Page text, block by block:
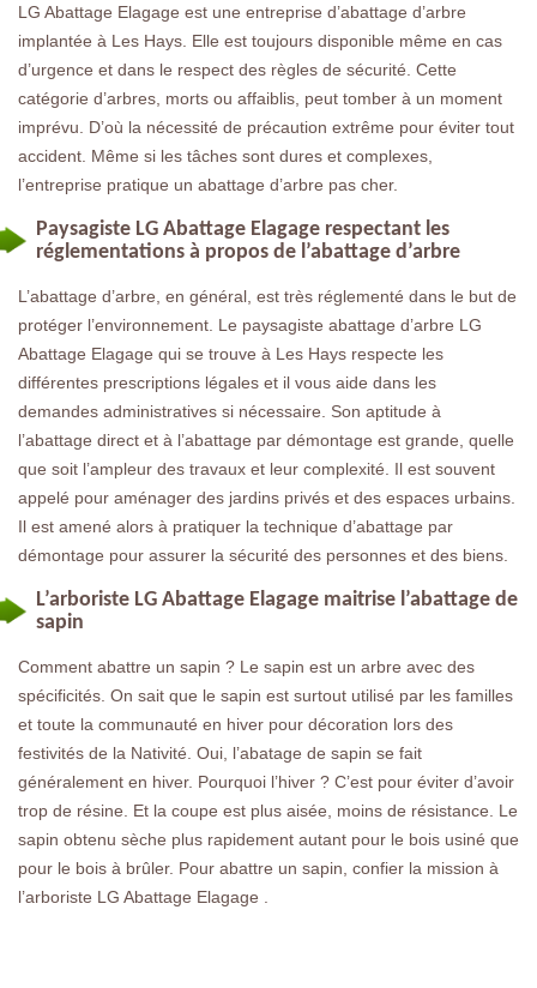
LG Abattage Elagage est une entreprise d’abattage d’arbre
implantée à Les Hays. Elle est toujours disponible même en cas
d’urgence et dans le respect des règles de sécurité. Cette
catégorie d’arbres, morts ou affaiblis, peut tomber à un moment
imprévu. D’où la nécessité de précaution extrême pour éviter tout
accident. Même si les tâches sont dures et complexes,
l’entreprise pratique un abattage d’arbre pas cher.
Paysagiste LG Abattage Elagage respectant les
réglementations à propos de l’abattage d’arbre
L’abattage d’arbre, en général, est très réglementé dans le but de
protéger l’environnement. Le paysagiste abattage d’arbre LG
Abattage Elagage qui se trouve à Les Hays respecte les
différentes prescriptions légales et il vous aide dans les
demandes administratives si nécessaire. Son aptitude à
l’abattage direct et à l’abattage par démontage est grande, quelle
que soit l’ampleur des travaux et leur complexité. Il est souvent
appelé pour aménager des jardins privés et des espaces urbains.
Il est amené alors à pratiquer la technique d’abattage par
démontage pour assurer la sécurité des personnes et des biens.
L’arboriste LG Abattage Elagage maitrise l’abattage de
sapin
Comment abattre un sapin ? Le sapin est un arbre avec des
spécificités. On sait que le sapin est surtout utilisé par les familles
et toute la communauté en hiver pour décoration lors des
festivités de la Nativité. Oui, l’abatage de sapin se fait
généralement en hiver. Pourquoi l’hiver ? C’est pour éviter d’avoir
trop de résine. Et la coupe est plus aisée, moins de résistance. Le
sapin obtenu sèche plus rapidement autant pour le bois usiné que
pour le bois à brûler. Pour abattre un sapin, confier la mission à
l’arboriste LG Abattage Elagage .